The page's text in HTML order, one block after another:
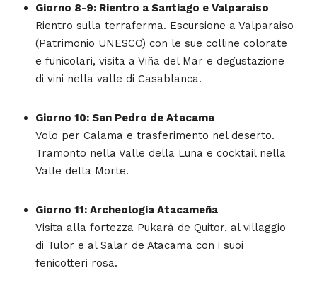
Giorno 8-9: Rientro a Santiago e Valparaiso
Rientro sulla terraferma. Escursione a Valparaiso
(Patrimonio UNESCO) con le sue colline colorate
e funicolari, visita a Viña del Mar e degustazione
di vini nella valle di Casablanca.
Giorno 10: San Pedro de Atacama
Volo per Calama e trasferimento nel deserto.
Tramonto nella Valle della Luna e cocktail nella
Valle della Morte.
Giorno 11: Archeologia Atacameña
Visita alla fortezza Pukará de Quitor, al villaggio
di Tulor e al Salar de Atacama con i suoi
fenicotteri rosa.